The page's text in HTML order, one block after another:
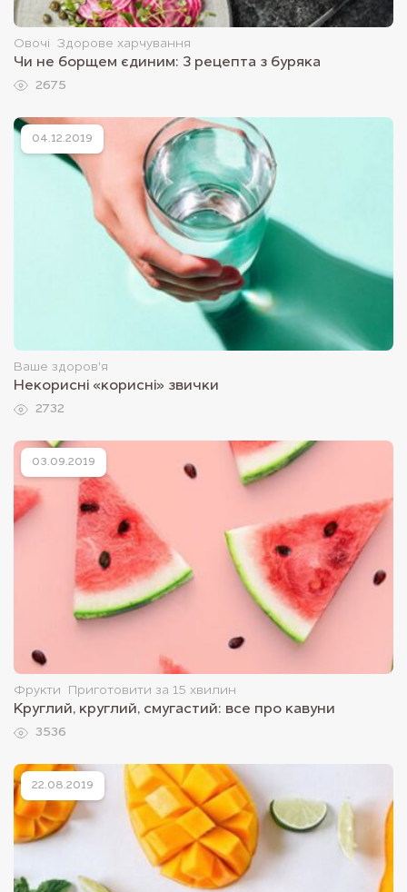
Овочі Здорове харчування
Чи не борщем єдиним: 3 рецепта з буряка
2675
04.12.2019
Ваше здоров'я
Некорисні «корисні» звички
2732
03.09.2019
Фрукти Приготовити за 15 хвилин
Круглий, круглий, смугастий: все про кавуни
3536
22.08.2019